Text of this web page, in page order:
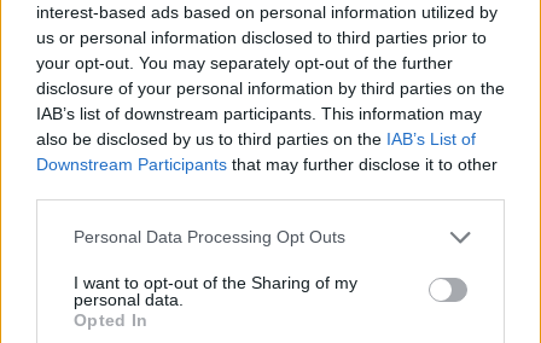
interest-based ads based on personal information utilized by
us or personal information disclosed to third parties prior to
your opt-out. You may separately opt-out of the further
disclosure of your personal information by third parties on the
IAB’s list of downstream participants. This information may
also be disclosed by us to third parties on the IAB’s List of
Downstream Participants that may further disclose it to other
Personal Data Processing Opt Outs
I want to opt-out of the Sharing of my
personal data.
Opted In
Konferansen vil behandle ulykker, årsakene
til dem og hvordan man samordner arbeidet
for enda høyere sjøsikkerhet i Norden. Da
fristen gikk ut var 53 personer påmeldt fra
25 ulike myndigheter og organisasjoner fra
Konferansen starter i dag tirsdag 8.
november klokken 1230.